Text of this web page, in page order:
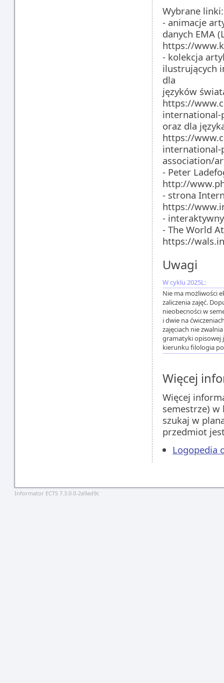
Wybrane linki:
- animacje
danych EMA
https://
- kolekcja
ilustrujących
dla
języków
https://
oraz dla
https://
international-
association/
- Peter
http://
- strona
https://
-
- The World
https://
Uwagi
W cyklu 2025L:
Nie ma możliwości
zaliczenia zajęć.
nieobecności w
i dwie na
zajęciach nie
gramatyki opisowej
kierunku filologia
Więcej
Więcej
semestrze)
szukaj w
przedmiot
Logopedia
Informator ECTS 7.3.0.0-2a9ad9c